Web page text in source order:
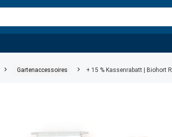
Gartenaccessoires + 15 % Kassenrabatt | Biohort